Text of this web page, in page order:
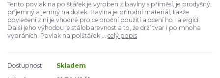
Tento povlak na polštářek je vyroben z bavlny s příměsí, je prodyšný,
příjemný a jemný na dotek. Bavlna je přírodní materiál, takže
povlečení z ní je vhodné pro celoroční použití a ocení ho i alergici.
Další jeho výhodou je stálobarevnost a to, že drží tvar i po mnoha
vypráních. Povlak na polštářek ... celý popis
Dostupnost
Skladem